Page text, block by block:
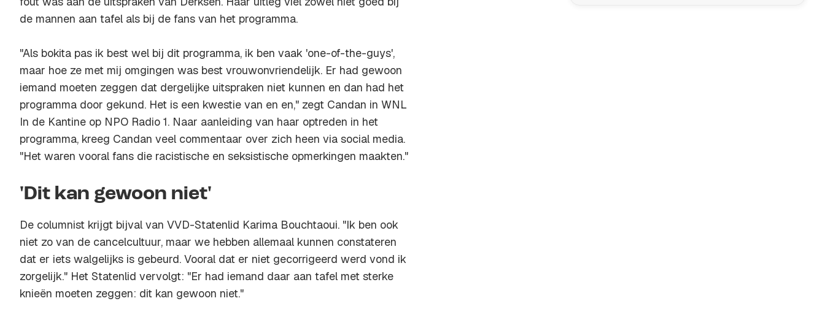
de mannen aan tafel als bij de fans van het programma.
"Als bokita pas ik best wel bij dit programma, ik ben vaak 'one-of-the-guys',
maar hoe ze met mij omgingen was best vrouwonvriendelijk. Er had gewoon
iemand moeten zeggen dat dergelijke uitspraken niet kunnen en dan had het
programma door gekund. Het is een kwestie van en en," zegt Candan in WNL
In de Kantine op NPO Radio 1. Naar aanleiding van haar optreden in het
programma, kreeg Candan veel commentaar over zich heen via social media.
"Het waren vooral fans die racistische en seksistische opmerkingen maakten."
'Dit kan gewoon niet'
De columnist krijgt bijval van VVD-Statenlid Karima Bouchtaoui. "Ik ben ook
niet zo van de cancelcultuur, maar we hebben allemaal kunnen constateren
dat er iets walgelijks is gebeurd. Vooral dat er niet gecorrigeerd werd vond ik
zorgelijk." Het Statenlid vervolgt: "Er had iemand daar aan tafel met sterke
knieën moeten zeggen: dit kan gewoon niet."